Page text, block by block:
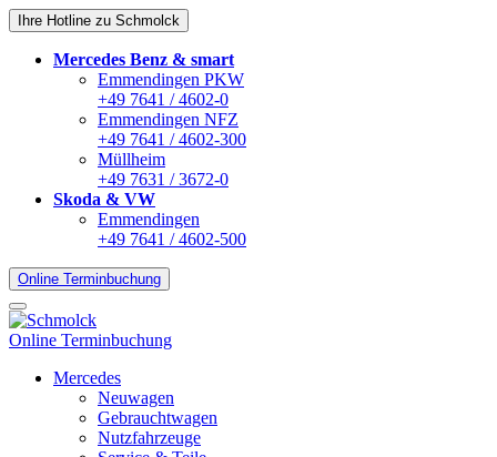
Ihre Hotline zu Schmolck
Mercedes Benz & smart
Emmendingen PKW
+49 7641 / 4602-0
Emmendingen NFZ
+49 7641 / 4602-300
Müllheim
+49 7631 / 3672-0
Skoda & VW
Emmendingen
+49 7641 / 4602-500
Online Terminbuchung
Online Terminbuchung
Mercedes
Neuwagen
Gebrauchtwagen
Nutzfahrzeuge